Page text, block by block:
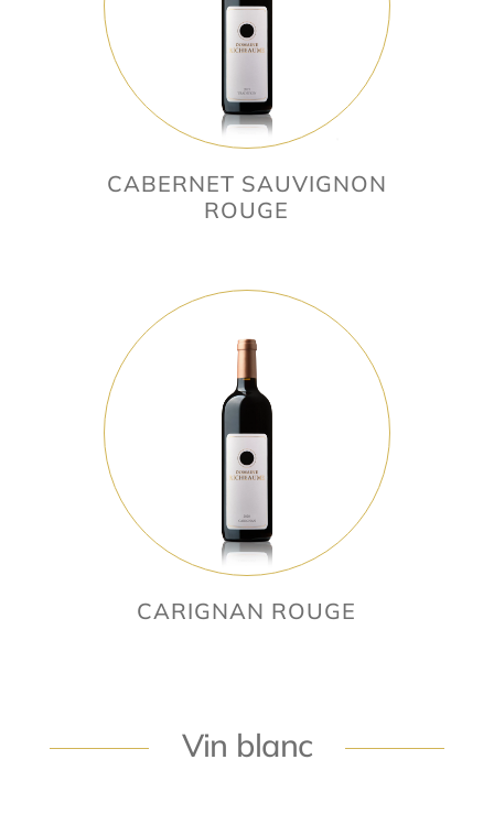
CABERNET SAUVIGNON
ROUGE
CARIGNAN ROUGE
Vin blanc